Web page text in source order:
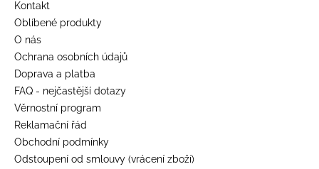
Kontakt
Oblíbené produkty
O nás
Ochrana osobních údajů
Doprava a platba
FAQ - nejčastější dotazy
Věrnostní program
Reklamační řád
Obchodní podmínky
Odstoupení od smlouvy (vrácení zboží)